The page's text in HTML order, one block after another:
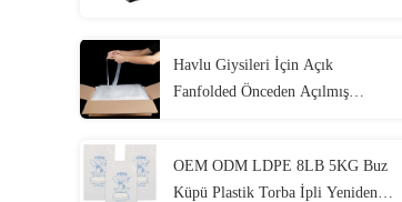
Havlu Giysileri İçin Açık
Fanfolded Önceden Açılmış
OEM ODM LDPE 8LB 5KG Buz
Küpü Plastik Torba İpli Yeniden